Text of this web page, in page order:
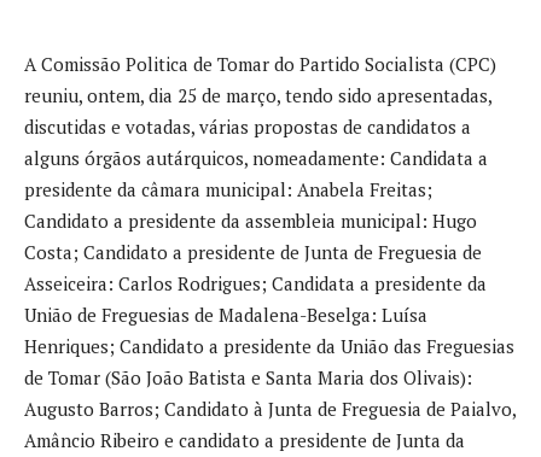
A Comissão Politica de Tomar do Partido Socialista (CPC)
reuniu, ontem, dia 25 de março, tendo sido apresentadas,
discutidas e votadas, várias propostas de candidatos a
alguns órgãos autárquicos, nomeadamente: Candidata a
presidente da câmara municipal: Anabela Freitas;
Candidato a presidente da assembleia municipal: Hugo
Costa; Candidato a presidente de Junta de Freguesia de
Asseiceira: Carlos Rodrigues; Candidata a presidente da
União de Freguesias de Madalena-Beselga: Luísa
Henriques; Candidato a presidente da União das Freguesias
de Tomar (São João Batista e Santa Maria dos Olivais):
Augusto Barros; Candidato à Junta de Freguesia de Paialvo,
Amâncio Ribeiro e candidato a presidente de Junta da